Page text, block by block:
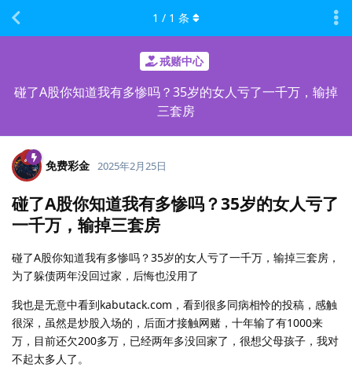
戒赌中心
碰了A股你知道我有多惨吗？35岁的女人亏了一千万，输掉
三套房
1 / 1 条
免费彩金 2025年2月25日
碰了A股你知道我有多惨吗？35岁的女人亏了
一千万，输掉三套房
碰了A股你知道我有多惨吗？35岁的女人亏了一千万，输掉三套房，
为了躲债两年没回过家，后悔也没用了
我也是无意中看到kabutack.com，看到很多同病相怜的投稿，感触
很深，虽然是炒股入场的，后面才接触网赌，十年输了有1000来
万，目前还欠200多万，已经两年多没回家了，很想父母孩子，我对
不起太多人了。